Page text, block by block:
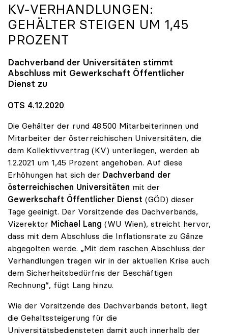
KV-VERHANDLUNGEN:
GEHÄLTER STEIGEN UM 1,45
PROZENT
Dachverband der Universitäten stimmt
Abschluss mit Gewerkschaft Öffentlicher
Dienst zu
OTS 4.12.2020
Die Gehälter der rund 48.500 Mitarbeiterinnen und
Mitarbeiter der österreichischen Universitäten, die
dem Kollektivvertrag (KV) unterliegen, werden ab
1.2.2021 um 1,45 Prozent angehoben. Auf diese
Erhöhungen hat sich der Dachverband der
österreichischen Universitäten mit der
Gewerkschaft Öffentlicher Dienst (GÖD) dieser
Tage geeinigt. Der Vorsitzende des Dachverbands,
Vizerektor Michael Lang (WU Wien), streicht hervor,
dass mit dem Abschluss die Inflationsrate zu Gänze
abgegolten werde. „Mit dem raschen Abschluss der
Verhandlungen tragen wir in der aktuellen Krise auch
dem Sicherheitsbedürfnis der Beschäftigen
Rechnung“, fügt Lang hinzu.
Wie der Vorsitzende des Dachverbands betont, liegt
die Gehaltssteigerung für die
Universitätsbediensteten damit auch innerhalb der